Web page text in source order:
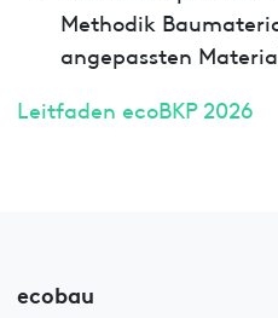
Methodik
angepassten
Leitfaden ecoBKP 2026
ecobau